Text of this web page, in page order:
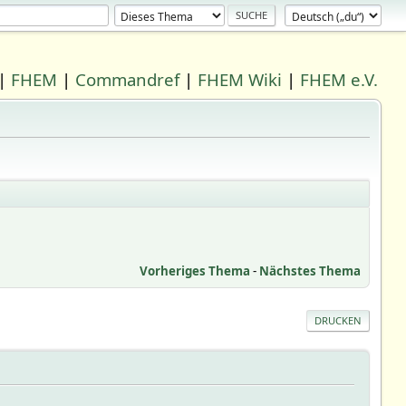
FHEM | Commandref| FHEM Wiki | FHEM e.V.
Vorheriges Thema - Nächstes Thema
DRUCKEN